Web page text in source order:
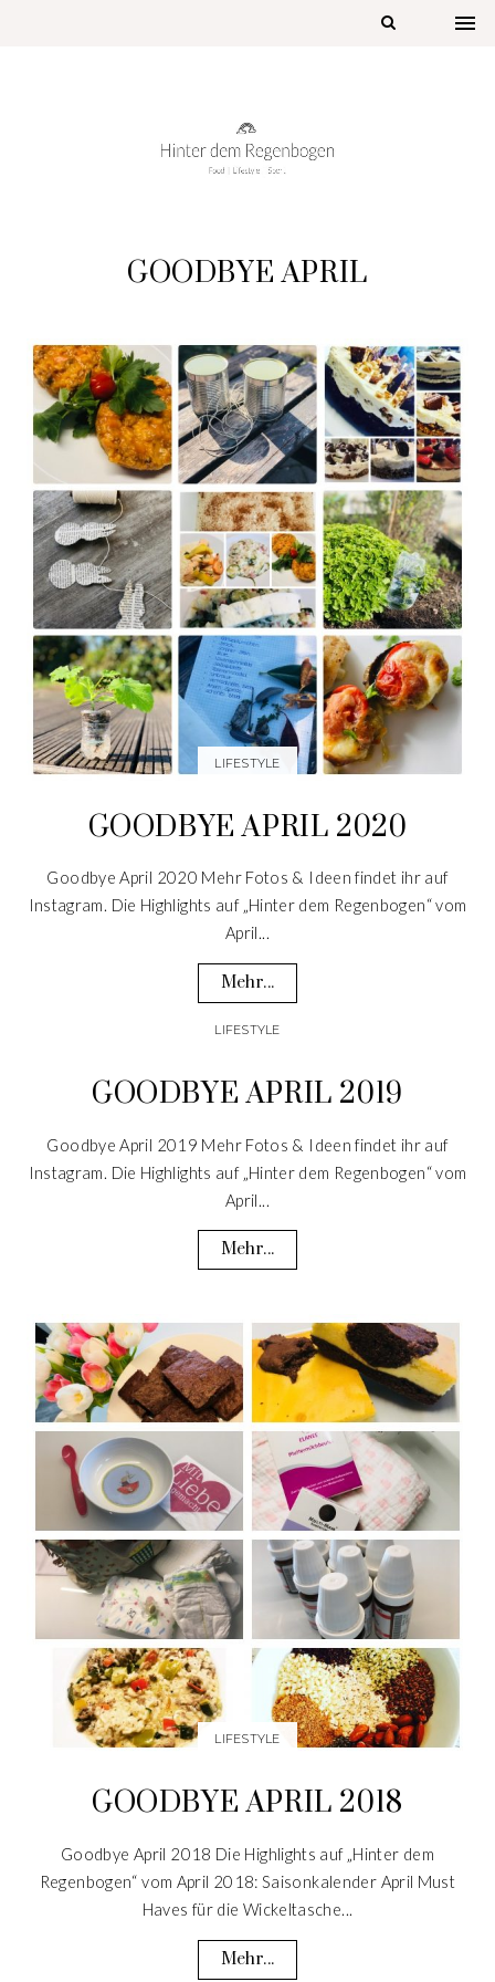
GOODBYE APRIL
LIFESTYLE
GOODBYE APRIL 2020
Goodbye April 2020 Mehr Fotos & Ideen findet ihr auf
Instagram. Die Highlights auf „Hinter dem Regenbogen“ vom
April...
Mehr...
LIFESTYLE
GOODBYE APRIL 2019
Goodbye April 2019 Mehr Fotos & Ideen findet ihr auf
Instagram. Die Highlights auf „Hinter dem Regenbogen“ vom
April...
Mehr...
LIFESTYLE
GOODBYE APRIL 2018
Goodbye April 2018 Die Highlights auf „Hinter dem
Regenbogen“ vom April 2018: Saisonkalender April Must
Haves für die Wickeltasche...
Mehr...